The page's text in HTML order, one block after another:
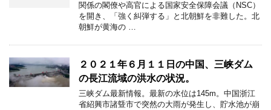
関係の閣僚や高官による国家安全保障会議（NSC）
を開き、「強く糾弾する」と北朝鮮を非難した。北
朝鮮が黄海の …
２０２１年６月１１日の中国、三峡ダム
の長江流域の洪水の状況。
三峡ダム最新情報。最新の水位は145m。中国浙江
省紹興市諸曁市で突然の大雨が発生し、貯水池が崩